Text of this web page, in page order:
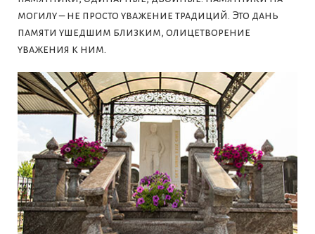
могилу – не просто уважение традиций. Это дань
памяти ушедшим близким, олицетворение
уважения к ним.